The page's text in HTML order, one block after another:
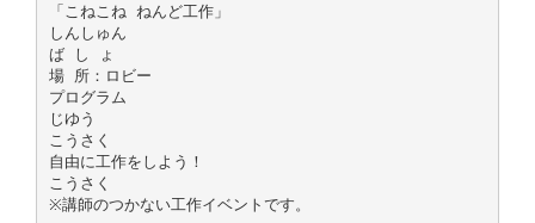
「こねこね ねんど工作」
しんしゅん
ば し ょ
場 所：ロビー
プログラム
じゆう
こうさく
自由に工作をしよう！
こうさく